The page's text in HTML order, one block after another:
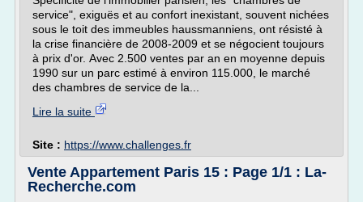
service", exiguës et au confort inexistant, souvent nichées
sous le toit des immeubles haussmanniens, ont résisté à
la crise financière de 2008-2009 et se négocient toujours
à prix d'or. Avec 2.500 ventes par an en moyenne depuis
1990 sur un parc estimé à environ 115.000, le marché
des chambres de service de la...
Lire la suite
Site : https://www.challenges.fr
Vente Appartement Paris 15 : Page 1/1 : La-
Recherche.com